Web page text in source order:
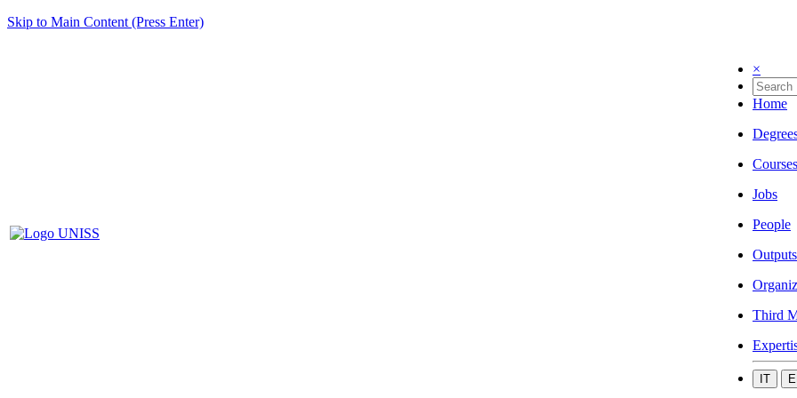
Skip to Main Content (Press Enter)
×
Home
Courses
Jobs
People
Outputs
Third
IT